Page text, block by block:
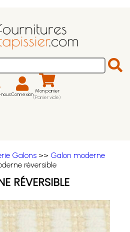
Connexion Mon panier
(Panier vide)
Galons >> Galon moderne
réversible
RÉVERSIBLE